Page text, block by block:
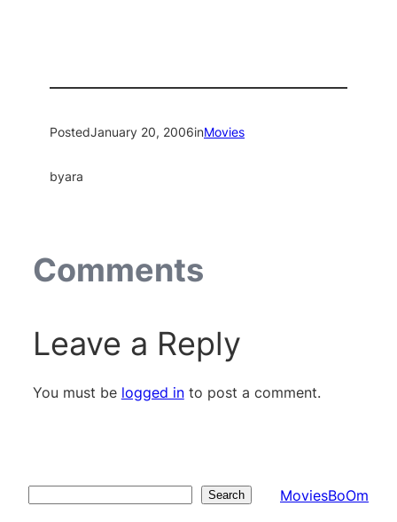
PostedJanuary 20, 2006inMovies
byara
Comments
Leave a Reply
You must be logged into post a comment.
Search MoviesBoOm